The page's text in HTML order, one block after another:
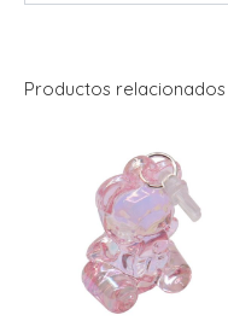
Productos relacionados